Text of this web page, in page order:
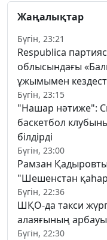
Жаңалықтар
Бүгін, 23:21
Respublica
облысындағы
ұжымымен
Бүгін, 23:15
"Нашар нәтиже":
баскетбол
білдірді
Бүгін, 23:00
Рамзан
"Шешенстан
Бүгін, 22:36
ШҚО-да такси
алаяғының
Бүгін, 22:30